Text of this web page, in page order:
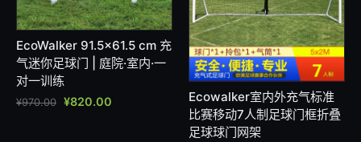
EcoWalker 91.5×61.5 cm 充
气迷你足球门 | 庭院·室内·一
对一训练
¥970.00 ¥820.00
Ecowalker室内外充气标准
比赛移动7人制足球门框折叠
足球球门网架